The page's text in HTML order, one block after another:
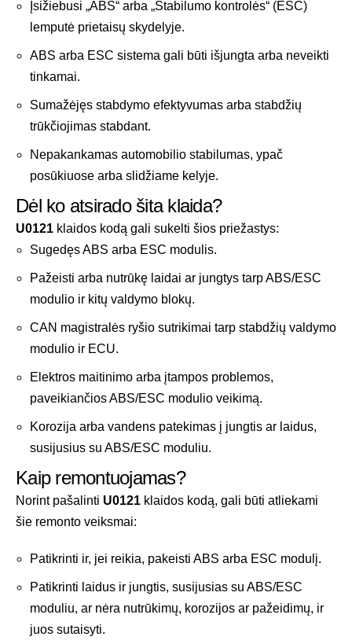
Įsižiebusi „ABS“ arba „Stabilumo kontrolės“ (ESC)
lemputė prietaisų skydelyje.
ABS arba ESC sistema gali būti išjungta arba neveikti
tinkamai.
Sumažėjęs stabdymo efektyvumas arba stabdžių
trūkčiojimas stabdant.
Nepakankamas automobilio stabilumas, ypač
posūkiuose arba slidžiame kelyje.
Dėl ko atsirado šita klaida?
U0121 klaidos kodą gali sukelti šios priežastys:
Sugedęs ABS arba ESC modulis.
Pažeisti arba nutrūkę laidai ar jungtys tarp ABS/ESC
modulio ir kitų valdymo blokų.
CAN magistralės ryšio sutrikimai tarp stabdžių valdymo
modulio ir ECU.
Elektros maitinimo arba įtampos problemos,
paveikiančios ABS/ESC modulio veikimą.
Korozija arba vandens patekimas į jungtis ar laidus,
susijusius su ABS/ESC moduliu.
Kaip remontuojamas?
Norint pašalinti U0121 klaidos kodą, gali būti atliekami
šie remonto veiksmai:
Patikrinti ir, jei reikia, pakeisti ABS arba ESC modulį.
Patikrinti laidus ir jungtis, susijusias su ABS/ESC
moduliu, ar nėra nutrūkimų, korozijos ar pažeidimų, ir
juos sutaisyti.